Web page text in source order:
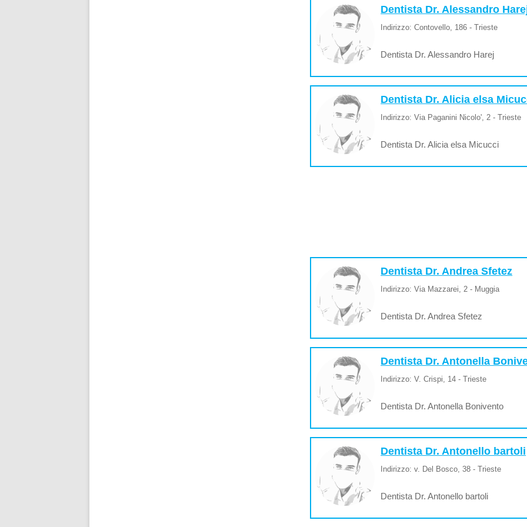
Dentista Dr. Alessandro
Indirizzo: Contovello, 186 - Trieste
Dentista Dr. Alessandro Harej
Dentista Dr. Alicia elsa
Indirizzo: Via Paganini Nicolo', 2 - Trieste
Dentista Dr. Alicia elsa Micucci
Dentista Dr. Andrea Sfetez
Indirizzo: Via Mazzarei, 2 - Muggia
Dentista Dr. Andrea Sfetez
Dentista Dr. Antonella
Indirizzo: V. Crispi, 14 - Trieste
Dentista Dr. Antonella Bonivento
Dentista Dr. Antonello bartoli
Indirizzo: v. Del Bosco, 38 - Trieste
Dentista Dr. Antonello bartoli